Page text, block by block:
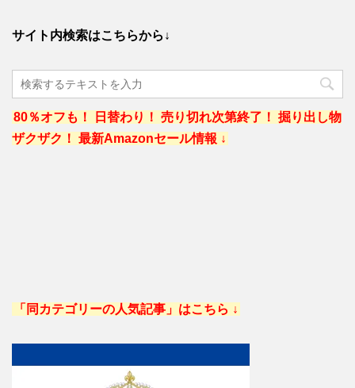
サイト内検索はこちらから↓
80％オフも！ 日替わり！ 売り切れ次第終了！ 掘り出し物
ザクザク！ 最新Amazonセール情報 ↓
「同カテゴリーの人気記事」はこちら ↓